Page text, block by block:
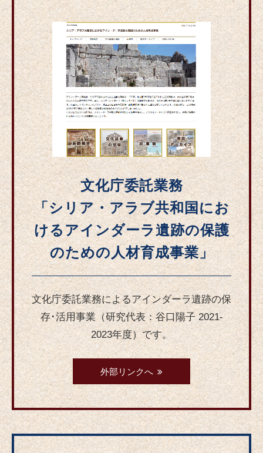
文化庁委託業務
「シリア・アラブ共和国にお
けるアインダーラ遺跡の保護
のための人材育成事業」
文化庁委託業務によるアインダーラ遺跡の保
存･活用事業（研究代表：谷口陽子 2021-
2023年度）です。
外部リンクへ